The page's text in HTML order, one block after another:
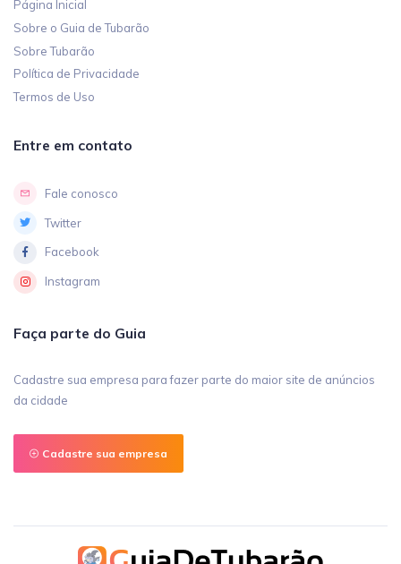
Página Inicial
Sobre o Guia de Tubarão
Sobre Tubarão
Política de Privacidade
Termos de Uso
Entre em contato
Fale conosco
Twitter
Facebook
Instagram
Faça parte do Guia
Cadastre sua empresa para fazer parte do maior site de anúncios
da cidade
Cadastre sua empresa